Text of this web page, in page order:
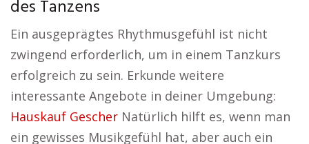
des Tanzens
Ein ausgeprägtes Rhythmusgefühl ist nicht
zwingend erforderlich, um in einem Tanzkurs
erfolgreich zu sein. Erkunde weitere
interessante Angebote in deiner Umgebung:
Hauskauf Gescher Natürlich hilft es, wenn man
ein gewisses Musikgefühl hat, aber auch ein